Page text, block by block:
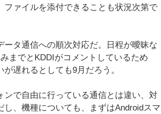
ァイルを添付できることも状況次第で
タ通信への順次対応だ。日程が曖昧な
までとKDDIがコメントしているため
遅れるとしても9月だろう。
で自由に行っている通信とは違い、対
、機種についても、まずはAndroidスマ